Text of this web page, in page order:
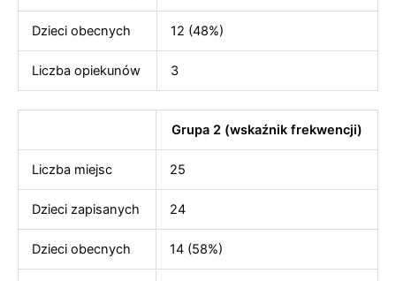
Dzieci obecnych 12 (48%)
Liczba opiekunów 3
Grupa 2 (wskaźnik frekwencji)
Liczba miejsc 25
Dzieci zapisanych 24
Dzieci obecnych 14 (58%)